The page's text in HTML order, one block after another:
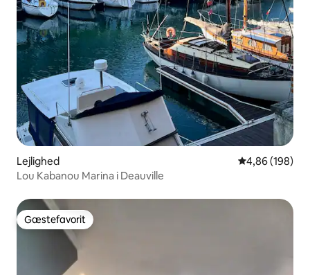
Lejlighed 4,86 ud af 5 i
4,86 (198)
Lou Kabanou Marina i Deauville
Gæstefavorit
Gæstefavorit